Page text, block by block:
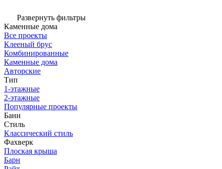
Развернуть фильтры
Каменные дома
Все проекты
Клееный брус
Комбинированные
Каменные дома
Авторские
Тип
1-этажные
2-этажные
Популярные проекты
Бани
Стиль
Классический стиль
Фахверк
Плоская крыша
Барн